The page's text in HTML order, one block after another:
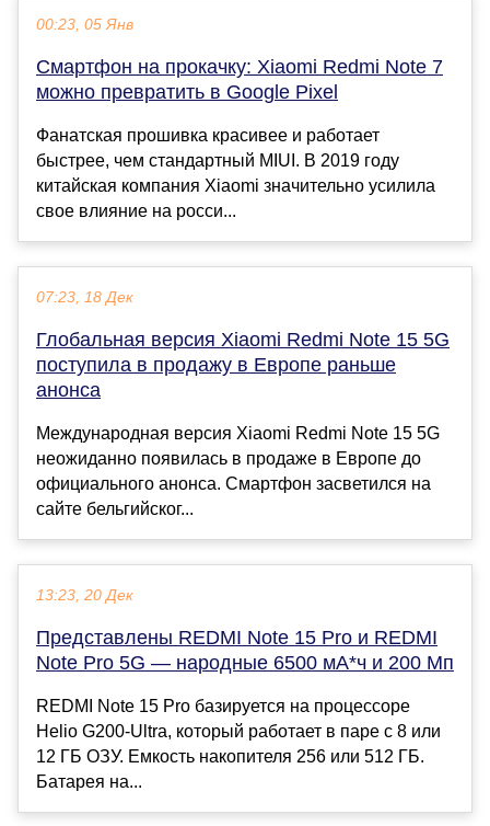
00:23, 05 Янв
Смартфон на прокачку: Xiaomi Redmi Note 7
можно превратить в Google Pixel
Фанатская прошивка красивее и работает
быстрее, чем стандартный MIUI. В 2019 году
китайская компания Xiaomi значительно усилила
свое влияние на росси...
07:23, 18 Дек
Глобальная версия Xiaomi Redmi Note 15 5G
поступила в продажу в Европе раньше
анонса
Международная версия Xiaomi Redmi Note 15 5G
неожиданно появилась в продаже в Европе до
официального анонса. Смартфон засветился на
сайте бельгийског...
13:23, 20 Дек
Представлены REDMI Note 15 Pro и REDMI
Note Pro 5G — народные 6500 мА*ч и 200 Мп
REDMI Note 15 Pro базируется на процессоре
Helio G200-Ultra, который работает в паре с 8 или
12 ГБ ОЗУ. Емкость накопителя 256 или 512 ГБ.
Батарея на...